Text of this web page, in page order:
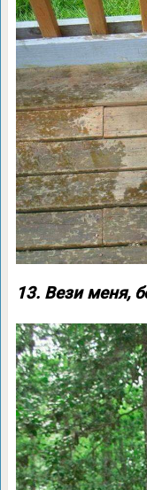
13. Вези меня,